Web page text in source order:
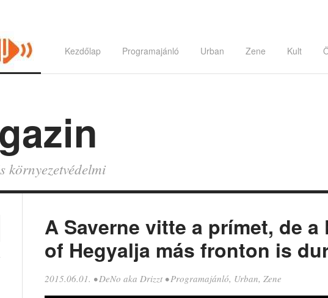
Kezdőlap Programajánló Urban Zene Kult
A Saverne vitte a prímet, de
of Hegyalja más fronton is
2015.06.01. •DeNo aka Drizzt •Programajánló, Urban, Zene